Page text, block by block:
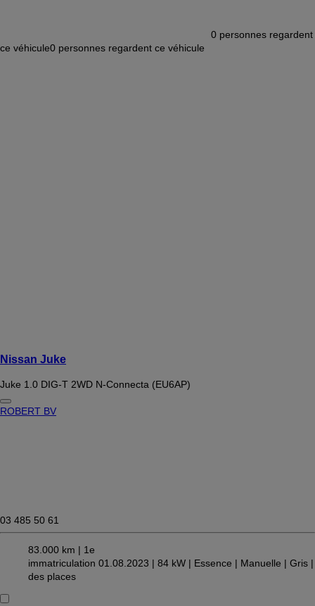
0 personnes regardent
ce véhicule0 personnes regardent ce véhicule
Nissan Juke
Juke 1.0 DIG-T 2WD N-Connecta (EU6AP)
ROBERT BV
03 485 50 61
83.000 km | 1e
immatriculation 01.08.2023 | 84 kW | Essence | Manuelle | Gris
des places